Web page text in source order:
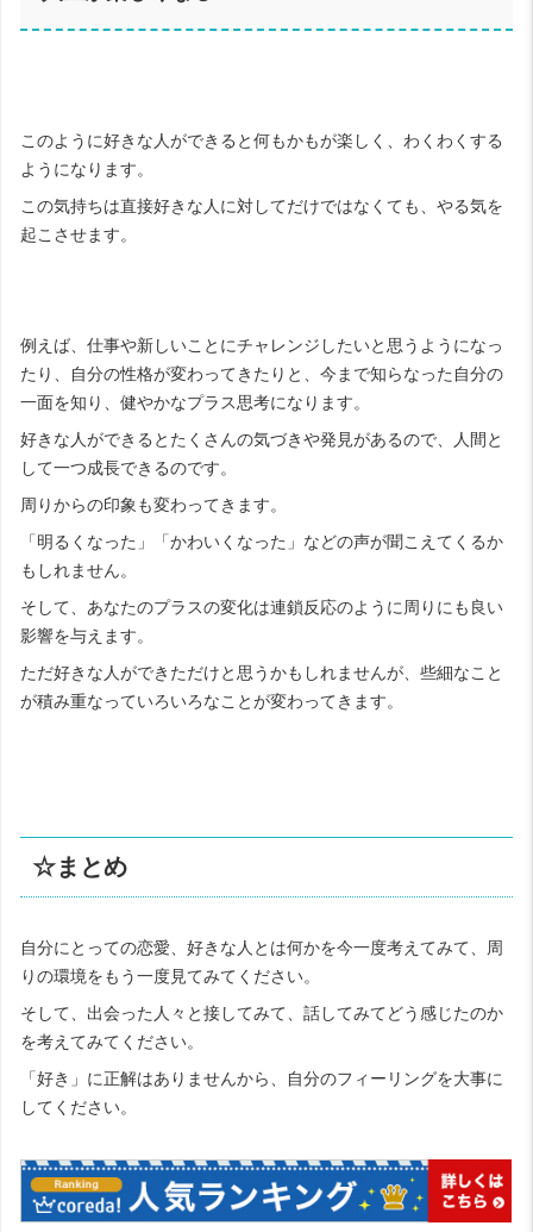
このように好きな人ができると何もかもが楽しく、わくわくする
ようになります。
この気持ちは直接好きな人に対してだけではなくても、やる気を
起こさせます。
例えば、仕事や新しいことにチャレンジしたいと思うようになっ
たり、自分の性格が変わってきたりと、今まで知らなった自分の
一面を知り、健やかなプラス思考になります。
好きな人ができるとたくさんの気づきや発見があるので、人間と
して一つ成長できるのです。
周りからの印象も変わってきます。
「明るくなった」「かわいくなった」などの声が聞こえてくるか
もしれません。
そして、あなたのプラスの変化は連鎖反応のように周りにも良い
影響を与えます。
ただ好きな人ができただけと思うかもしれませんが、些細なこと
が積み重なっていろいろなことが変わってきます。
☆まとめ
自分にとっての恋愛、好きな人とは何かを今一度考えてみて、周
りの環境をもう一度見てみてください。
そして、出会った人々と接してみて、話してみてどう感じたのか
を考えてみてください。
「好き」に正解はありませんから、自分のフィーリングを大事に
してください。